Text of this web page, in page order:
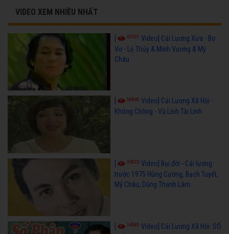
VIDEO XEM NHIỀU NHẤT
[ 67091 Video] Cải Lương Xưa - Bơ
Vơ - Lệ Thủy & Minh Vương & Mỹ
Châu
50845 Video] Cải Lương Xã Hội -
Không Chồng - Vũ Linh Tài Linh
36023 Video] Bụi đời - Cải lương
trước 1975 Hùng Cường, Bạch Tuyết,
Mỹ Châu, Dũng Thanh Lâm
34585 Video] Cải Lương Xã Hội: SỐ